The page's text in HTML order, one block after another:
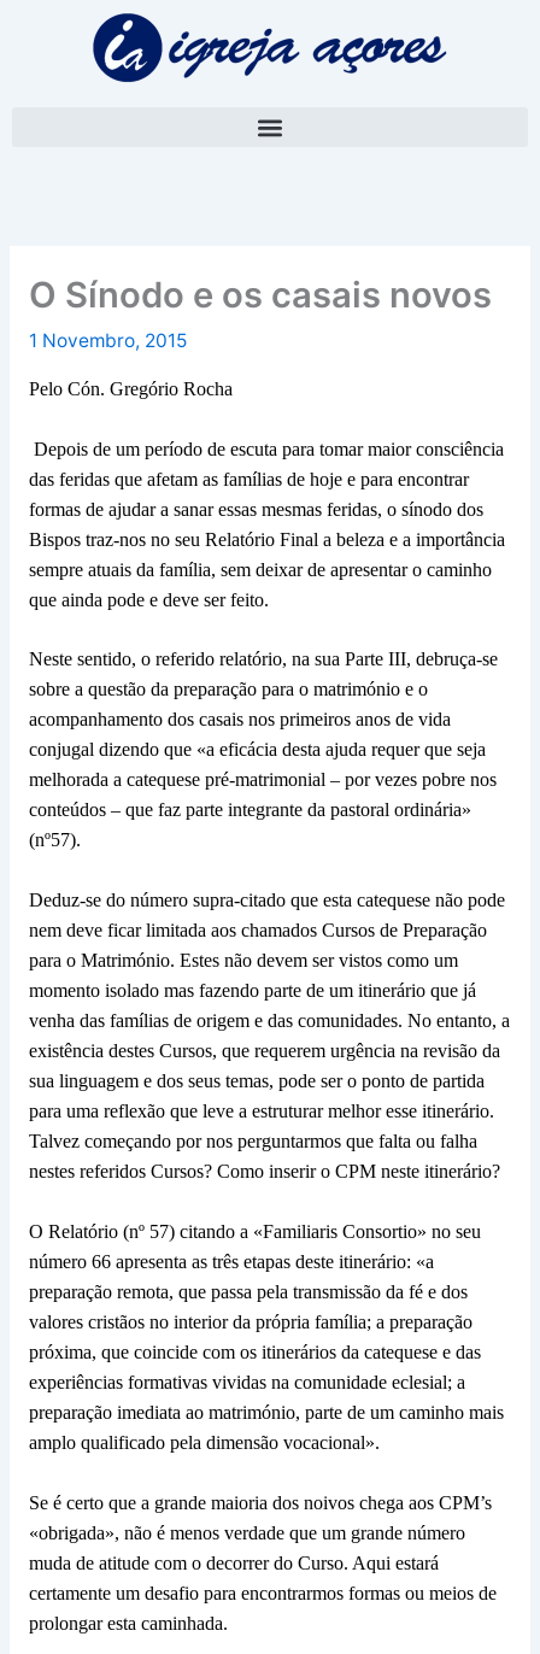
O Sínodo e os casais novos
1 Novembro, 2015
Pelo Cón. Gregório Rocha
Depois de um período de escuta para tomar maior consciência
das feridas que afetam as famílias de hoje e para encontrar
formas de ajudar a sanar essas mesmas feridas, o sínodo dos
Bispos traz-nos no seu Relatório Final a beleza e a importância
sempre atuais da família, sem deixar de apresentar o caminho
que ainda pode e deve ser feito.
Neste sentido, o referido relatório, na sua Parte III, debruça-se
sobre a questão da preparação para o matrimónio e o
acompanhamento dos casais nos primeiros anos de vida
conjugal dizendo que «a eficácia desta ajuda requer que seja
melhorada a catequese pré-matrimonial – por vezes pobre nos
conteúdos – que faz parte integrante da pastoral ordinária»
(nº57).
Deduz-se do número supra-citado que esta catequese não pode
nem deve ficar limitada aos chamados Cursos de Preparação
para o Matrimónio. Estes não devem ser vistos como um
momento isolado mas fazendo parte de um itinerário que já
venha das famílias de origem e das comunidades. No entanto, a
existência destes Cursos, que requerem urgência na revisão da
sua linguagem e dos seus temas, pode ser o ponto de partida
para uma reflexão que leve a estruturar melhor esse itinerário.
Talvez começando por nos perguntarmos que falta ou falha
nestes referidos Cursos? Como inserir o CPM neste itinerário?
O Relatório (nº 57) citando a «Familiaris Consortio» no seu
número 66 apresenta as três etapas deste itinerário: «a
preparação remota, que passa pela transmissão da fé e dos
valores cristãos no interior da própria família; a preparação
próxima, que coincide com os itinerários da catequese e das
experiências formativas vividas na comunidade eclesial; a
preparação imediata ao matrimónio, parte de um caminho mais
amplo qualificado pela dimensão vocacional».
Se é certo que a grande maioria dos noivos chega aos CPM’s
«obrigada», não é menos verdade que um grande número
muda de atitude com o decorrer do Curso. Aqui estará
certamente um desafio para encontrarmos formas ou meios de
prolongar esta caminhada.